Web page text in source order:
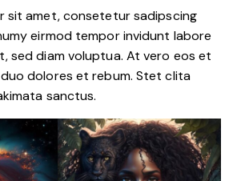
sit amet, consetetur sadipscing
eirmod tempor invidunt labore
sed diam voluptua. At vero eos et
dolores et rebum. Stet clita
sanctus.